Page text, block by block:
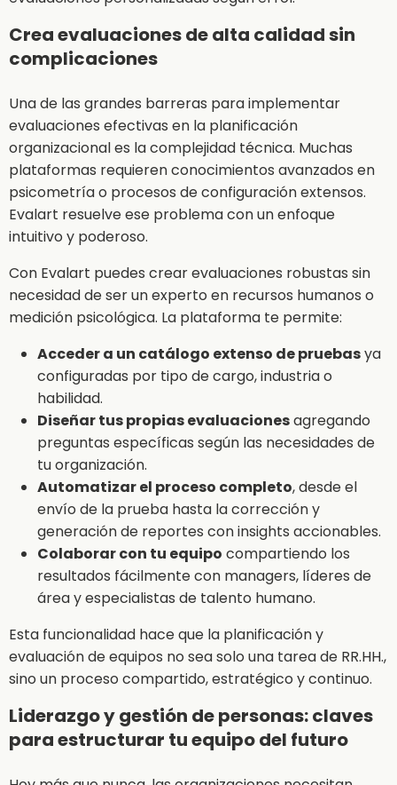
Crea evaluaciones de alta calidad sin
complicaciones
Una de las grandes barreras para implementar
evaluaciones efectivas en la planificación
organizacional es la complejidad técnica. Muchas
plataformas requieren conocimientos avanzados en
psicometría o procesos de configuración extensos.
Evalart resuelve ese problema con un enfoque
intuitivo y poderoso.
Con Evalart puedes crear evaluaciones robustas sin
necesidad de ser un experto en recursos humanos o
medición psicológica. La plataforma te permite:
Acceder a un catálogo extenso de pruebasya
configuradas por tipo de cargo, industria o
habilidad.
Diseñar tus propias evaluacionesagregando
preguntas específicas según las necesidades de
tu organización.
Automatizar el proceso completo, desde el
envío de la prueba hasta la corrección y
generación de reportes con insights accionables.
Colaborar con tu equipo compartiendo los
resultados fácilmente con managers, líderes de
área y especialistas de talento humano.
Esta funcionalidad hace que la planificación y
evaluación de equipos no sea solo una tarea de RR.HH.,
sino un proceso compartido, estratégico y continuo.
Liderazgo y gestión de personas: claves
para estructurar tu equipo del futuro